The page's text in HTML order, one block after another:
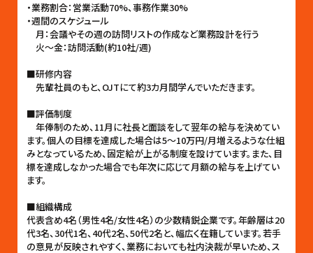
・業務割合：営業活動70%、事務作業30%
・週間のスケジュール
月：会議やその週の訪問リストの作成など業務設計を行う
火〜金：訪問活動(約10社/週)
■研修内容
先輩社員のもと、OJTにて約3カ月間学んでいただきます。
■評価制度
年俸制のため、11月に社長と面談をして翌年の給与を決めてい
ます。個人の目標を達成した場合は5〜10万円/月増えるような仕組
みとなっているため、固定給が上がる制度を設けています。また、目
標を達成しなかった場合でも年次に応じて月額の給与を上げてい
ます。
■組織構成
代表含め4名（男性4名/女性4名）の少数精鋭企業です。年齢層は20
代3名、30代1名、40代2名、50代2名と、幅広く在籍しています。若手
の意見が反映されやすく、業務においても社内決裁が早いため、ス